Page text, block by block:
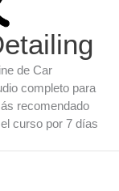
de Car
completo para
recomendado
curso por 7 días